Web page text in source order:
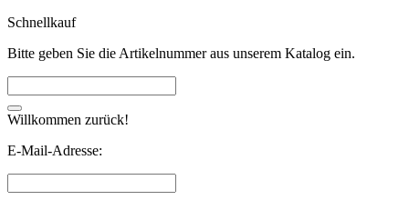
Schnellkauf
Bitte geben Sie die Artikelnummer aus unserem Katalog ein.
Willkommen zurück!
E-Mail-Adresse: